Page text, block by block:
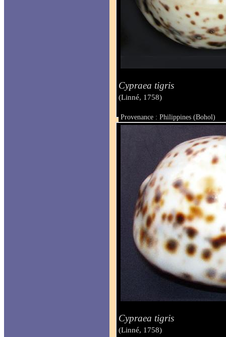
Cypraea tigris
(Linné, 1758)
Provenance : Philippines (Bohol)
Taille : 104.5 mm
Cypraea tigris
(Linné, 1758)